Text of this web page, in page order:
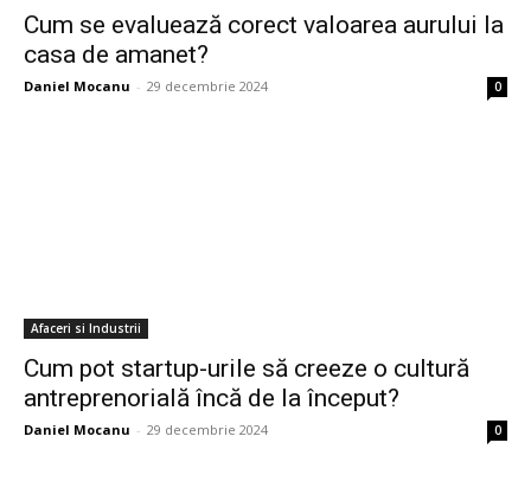
Cum se evaluează corect valoarea aurului la
casa de amanet?
Daniel Mocanu - 29 decembrie 2024 0
Afaceri si Industrii
Cum pot startup-urile să creeze o cultură
antreprenorială încă de la început?
Daniel Mocanu - 29 decembrie 2024 0